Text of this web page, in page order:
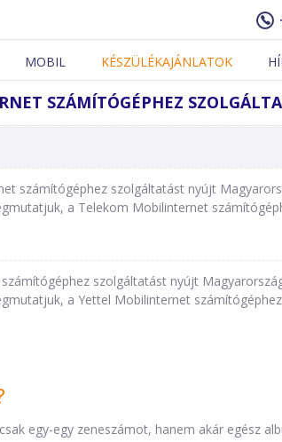
MOBIL KÉSZÜLÉKAJÁNLATOK
SZÁMÍTÓGÉPHEZ
számítógéphez szolgáltatást nyújt
a Telekom Mobilinternet
szolgáltatást nyújt
a Yettel Mobilinternet
egy-egy zeneszámot, hanem akár egész